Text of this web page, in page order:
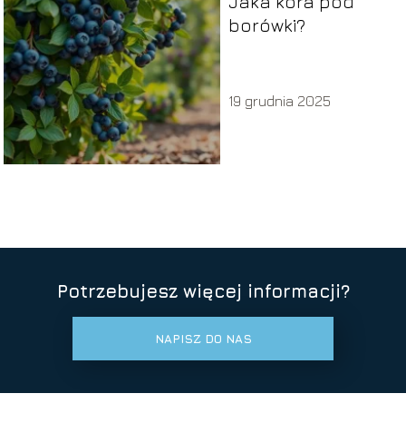
borówki?
19 grudnia 2025
Potrzebujesz więcej informacji?
NAPISZ DO NAS